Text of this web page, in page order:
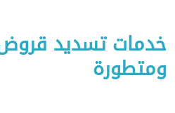
خدمات تسديد
ومتطورة